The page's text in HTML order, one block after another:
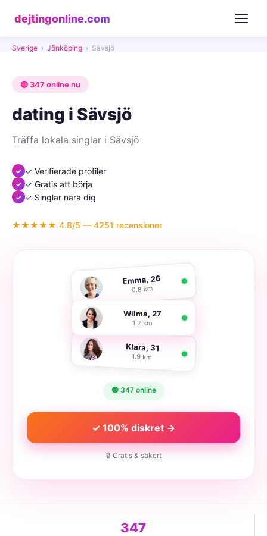
dejtingonline.com
Sverige › Jönköping › Sävsjö
🔴 347 online nu
dating i Sävsjö
Träffa lokala singlar i Sävsjö
✓ Verifierade profiler
✓ Gratis att börja
✓ Singlar nära dig
★★★★★ 4.8/5 — 4251 recensioner
Emma, 26
0.8 km
Wilma, 27
1.2 km
Klara, 31
1.9 km
🟢 347 online
✓ 100% diskret →
🔒 Gratis & säkert
347